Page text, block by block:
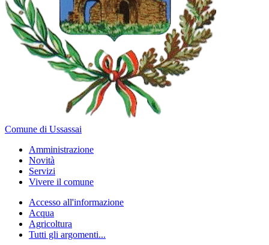
Comune di Ussassai
Amministrazione
Novità
Servizi
Vivere il comune
Accesso all'informazione
Acqua
Agricoltura
Tutti gli argomenti...